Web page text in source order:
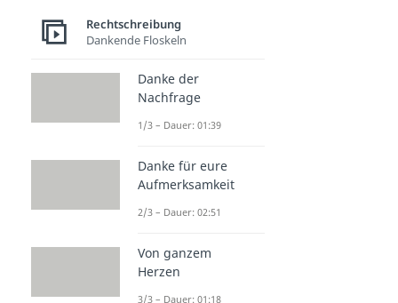
Rechtschreibung
Dankende Floskeln
Danke der
Nachfrage
1/3 – Dauer: 01:39
Danke für eure
Aufmerksamkeit
2/3 – Dauer: 02:51
Von ganzem
Herzen
3/3 – Dauer: 01:18